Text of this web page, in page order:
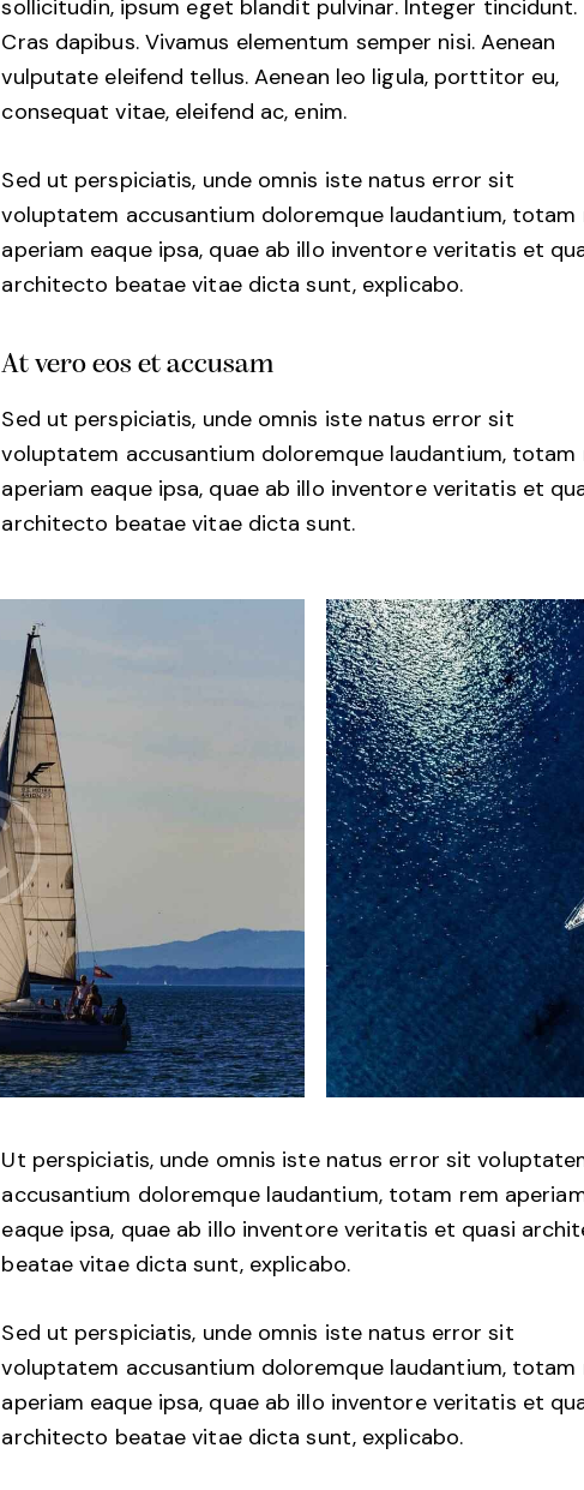
sollicitudin, ipsum eget blandit pulvinar. Integer tincidunt.
Cras dapibus. Vivamus elementum semper nisi. Aenean
vulputate eleifend tellus. Aenean leo ligula, porttitor eu,
consequat vitae, eleifend ac, enim.
Sed ut perspiciatis, unde omnis iste natus error sit
voluptatem accusantium doloremque laudantium, totam
aperiam eaque ipsa, quae ab illo inventore veritatis et
architecto beatae vitae dicta sunt, explicabo.
At vero eos et accusam
Sed ut perspiciatis, unde omnis iste natus error sit
voluptatem accusantium doloremque laudantium, totam
aperiam eaque ipsa, quae ab illo inventore veritatis et
architecto beatae vitae dicta sunt.
Ut perspiciatis, unde omnis iste natus error sit
accusantium doloremque laudantium, totam rem
eaque ipsa, quae ab illo inventore veritatis et quasi
beatae vitae dicta sunt, explicabo.
Sed ut perspiciatis, unde omnis iste natus error sit
voluptatem accusantium doloremque laudantium, totam
aperiam eaque ipsa, quae ab illo inventore veritatis et
architecto beatae vitae dicta sunt, explicabo.